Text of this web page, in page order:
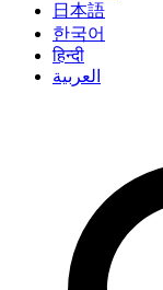
日本語
한국어
हिन्दी
العربية